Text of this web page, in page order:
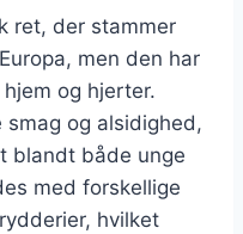
ret, der stammer
men den har
og hjerter.
og alsidighed,
blandt både unge
med forskellige
hvilket